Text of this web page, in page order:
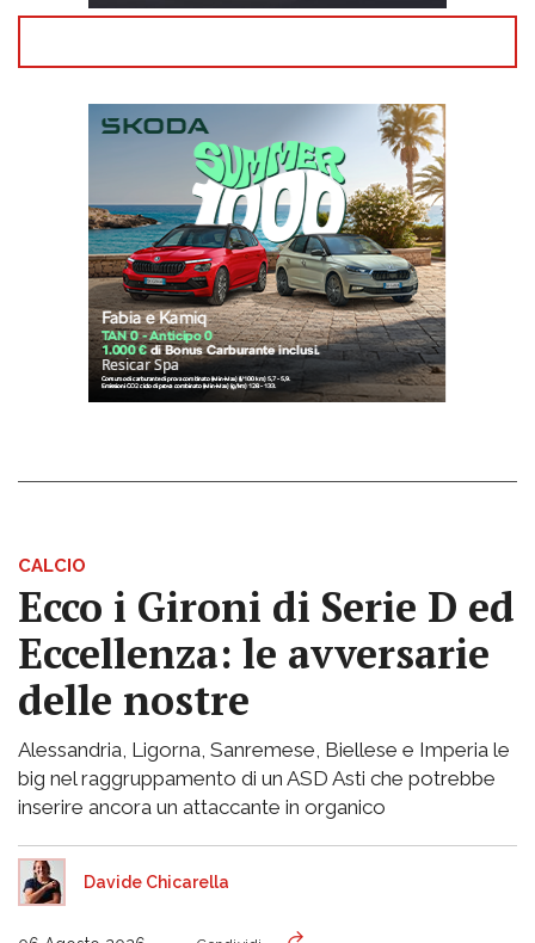
CALCIO
Ecco i Gironi di Serie D ed
Eccellenza: le avversarie
delle nostre
Alessandria, Ligorna, Sanremese, Biellese e Imperia le
big nel raggruppamento di un ASD Asti che potrebbe
inserire ancora un attaccante in organico
Davide Chicarella